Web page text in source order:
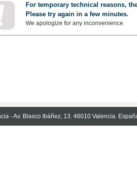
For temporary technical reasons,
Please try again in a few minutes.
We apologize for any inconvenience.
- Av. Blasco Ibáñez, 13. 46010 Valencia.